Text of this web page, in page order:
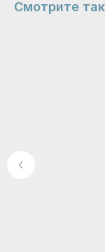
Смотрите